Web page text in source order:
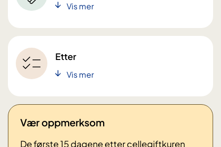
Vis mer
Etter
Vis mer
Vær oppmerksom
De første 15 dagene etter cellegiftkuren